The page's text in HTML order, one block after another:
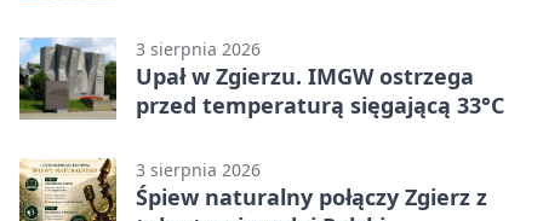
3 sierpnia 2026
Upał w Zgierzu. IMGW ostrzega
przed temperaturą sięgającą 33°C
3 sierpnia 2026
Śpiew naturalny połączy Zgierz z